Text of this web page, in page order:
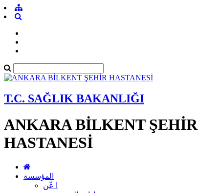
T.C. SAĞLIK BAKANLIĞI
ANKARA BİLKENT ŞEHİR
HASTANESİ
المؤسسة
ا عّن